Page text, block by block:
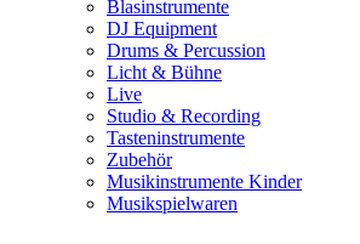
Blasinstrumente
DJ Equipment
Drums & Percussion
Licht & Bühne
Live
Studio & Recording
Tasteninstrumente
Zubehör
Musikinstrumente Kinder
Musikspielwaren